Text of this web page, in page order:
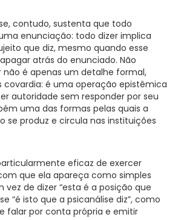
contudo, sustenta que todo
enunciação: todo dizer implica
que diz, mesmo quando esse
atrás do enunciado. Não
não é apenas um detalhe formal,
covardia: é uma operação epistêmica
autoridade sem responder por seu
uma das formas pelas quais a
se produz e circula nas instituições
eficaz de exercer
que ela apareça como simples
vez de dizer “esta é a posição que
“é isto que a psicanálise diz”, como
falar por conta própria e emitir